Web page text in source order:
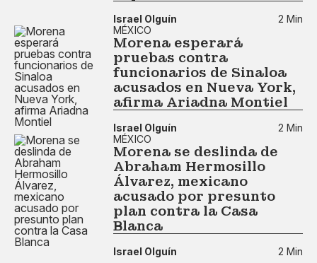
Israel Olguín
2 Min
MÉXICO
Morena esperará
pruebas contra
funcionarios de Sinaloa
acusados en Nueva York,
afirma Ariadna Montiel
Israel Olguín
2 Min
MÉXICO
Morena se deslinda de
Abraham Hermosillo
Álvarez, mexicano
acusado por presunto
plan contra la Casa
Blanca
Israel Olguín 2 Min